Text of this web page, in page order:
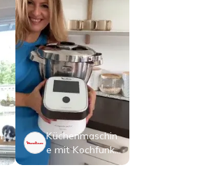
Küchenmaschin
e mit Kochfunkti
on i-Companion